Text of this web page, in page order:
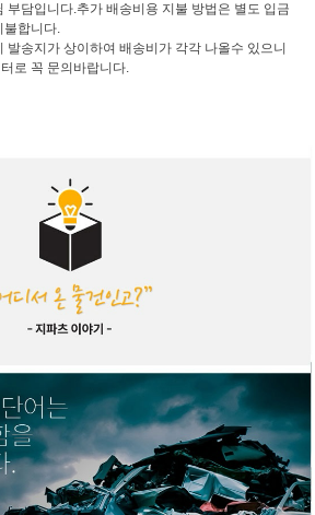
부담입니다.추가 배송비용 지불 방법은 별도 입금
불합니다.
발송지가 상이하여 배송비가 각각 나올수 있으니
로 꼭 문의바랍니다.